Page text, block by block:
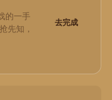
的一手
先知，
去完成